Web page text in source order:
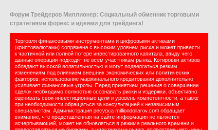
Форум Трейдеров Миллионер: Социальный обменник торговыми
стратегиями форекс и идеями для трейдинга!
Торговля финансовыми инструментами и цифровыми активами
(криптовалютами) сопряжена с высоким уровнем риска и может привести
к частичной или полной потере инвестированного капитала, ввиду чего
данные операции подходят не всем участникам рынка. Котировки активов
обладают высокой волатильностью и могут подвергаться резким
изменениям под влиянием внешних экономических или политических
факторов; использование маржинального кредитования дополнительно
усиливает финансовые угрозы. Перед принятием решения о совершении
сделок необходимо полностью осознавать риски и издержки, объективно
оценивать свои инвестиционные цели и уровень компетентности, а также
при необходимости обращаться за консультацией к независимым
специалистам. Администрация ресурса milliondollarov.com обращает
внимание, что представленная на сайте информация не является
исчерпывающей, может не обновляться в режиме реального времени и